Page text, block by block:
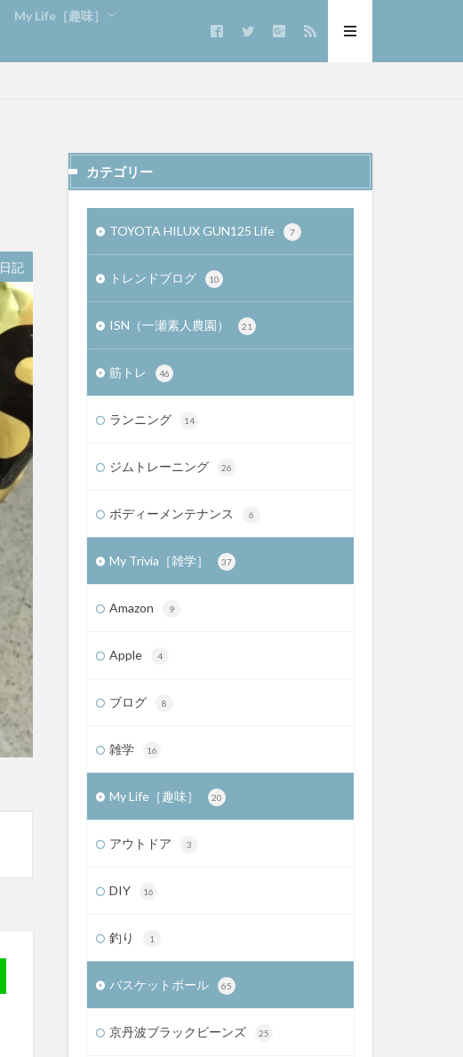
My Life［趣味］
日記
カテゴリー
TOYOTA HILUX GUN125 Life 7
トレンドブログ 10
ISN（一瀬素人農園） 21
筋トレ 46
ランニング 14
ジムトレーニング 26
ボディーメンテナンス 6
My Trivia［雑学］ 37
Amazon 9
Apple 4
ブログ 8
雑学 16
My Life［趣味］ 20
アウトドア 3
DIY 16
釣り 1
バスケットボール 65
京丹波ブラックビーンズ 25